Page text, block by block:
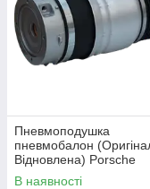
Пневмоподушка
пневмобалон
Відновлена) Porsche
Cayenne (9PA)
В наявності